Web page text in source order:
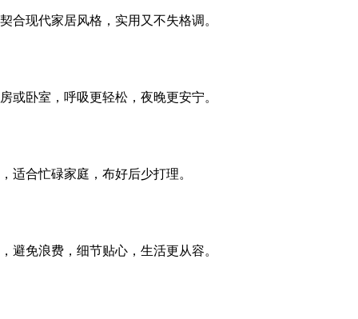
合现代家居风格，实用又不失格调。
或卧室，呼吸更轻松，夜晚更安宁。
适合忙碌家庭，布好后少打理。
避免浪费，细节贴心，生活更从容。